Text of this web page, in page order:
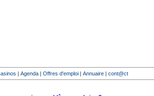
| Agenda | Offres d'emploi | Annuaire | cont@ct